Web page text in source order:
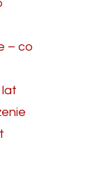
– co
lat